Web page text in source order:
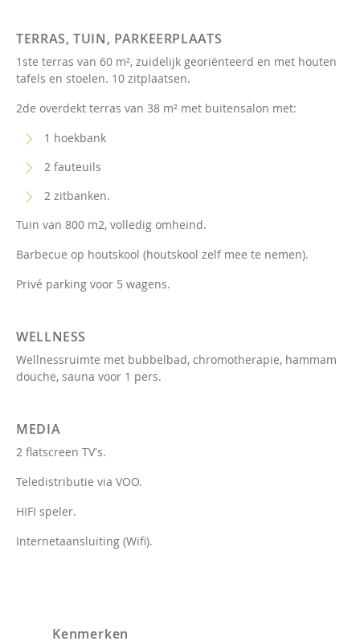
TERRAS, TUIN, PARKEERPLAATS
1ste terras van 60 m², zuidelijk georiënteerd en met houten
tafels en stoelen. 10 zitplaatsen.
2de overdekt terras van 38 m² met buitensalon met:
1 hoekbank
2 fauteuils
2 zitbanken.
Tuin van 800 m2, volledig omheind.
Barbecue op houtskool (houtskool zelf mee te nemen).
Privé parking voor 5 wagens.
WELLNESS
Wellnessruimte met bubbelbad, chromotherapie, hammam
douche, sauna voor 1 pers.
MEDIA
2 flatscreen TV's.
Teledistributie via VOO.
HIFI speler.
Internetaansluiting (Wifi).
Kenmerken